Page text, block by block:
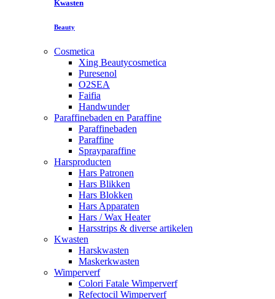
Kwasten
Beauty
Cosmetica
Xing Beautycosmetica
Puresenol
O2SEA
Faifia
Handwunder
Paraffinebaden en Paraffine
Paraffinebaden
Paraffine
Sprayparaffine
Harsproducten
Hars Patronen
Hars Blikken
Hars Blokken
Hars Apparaten
Hars / Wax Heater
Harsstrips & diverse artikelen
Kwasten
Harskwasten
Maskerkwasten
Wimperverf
Colori Fatale Wimperverf
Refectocil Wimperverf